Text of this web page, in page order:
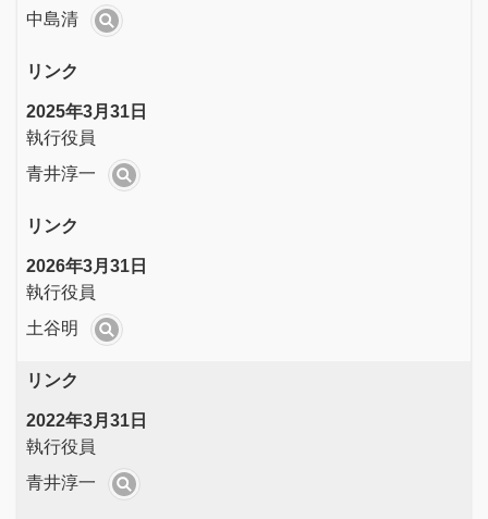
中島清
リンク
2025年3月31日
執行役員
青井淳一
リンク
2026年3月31日
執行役員
土谷明
リンク
2022年3月31日
執行役員
青井淳一